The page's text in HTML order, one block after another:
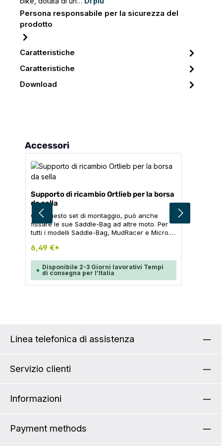
Persona responsabile per la sicurezza del
prodotto
Caratteristiche
Caratteristiche
Download
Salta la galleria dei prodotti
Accessori
Supporto di ricambio Ortlieb per la borsa
da sella
Con questo set di montaggio, può anche
fissare le sue Saddle-Bag ad altre moto. Per
tutti i modelli Saddle-Bag, MudRacer e Micro.
selle in carbonio! Contenuto: 1x set di
6,49 €*
Disponibile 2-3 Giorni lavorativi Tempi
di consegna per l’Italia
Linea telefonica di assistenza
Servizio clienti
Informazioni
Payment methods